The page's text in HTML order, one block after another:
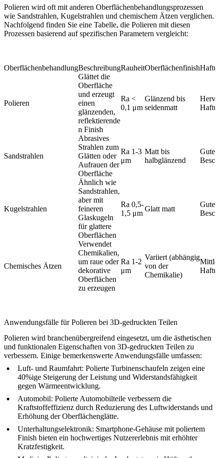
Polieren wird oft mit anderen Oberflächenbehandlungsprozessen
wie Sandstrahlen, Kugelstrahlen und chemischem Ätzen verglichen.
Nachfolgend finden Sie eine Tabelle, die Polieren mit diesen
Prozessen basierend auf spezifischen Parametern vergleicht:
OberflächenbehandlungBeschreibungRauheitOberflächenfinish
Polieren
Glättet die
Oberfläche
und erzeugt
einen
glänzenden,
reflektierende
n Finish
Ra <
0,1 μm
Glänzend bis
seidenmatt
Sandstrahlen
Abrasives
Strahlen zum
Glätten oder
Aufrauen der
Oberfläche
Ra 1-3
μm
Matt bis
halbglänzend
Gute
Kugelstrahlen
Ähnlich wie
Sandstrahlen,
aber mit
feineren
Glaskugeln
für glattere
Oberflächen
Ra 0,5-
1,5 μm
Glatt matt
Gute
Chemisches Ätzen
Verwendet
Chemikalien,
um raue oder
dekorative
Oberflächen
zu erzeugen
Ra 1-2
μm
Variiert (abhängig
von der
Chemikalie)
Anwendungsfälle für Polieren bei 3D-gedruckten Teilen
Polieren wird branchenübergreifend eingesetzt, um die ästhetischen
und funktionalen Eigenschaften von 3D-gedruckten Teilen zu
verbessern. Einige bemerkenswerte Anwendungsfälle umfassen:
Luft- und Raumfahrt: Polierte Turbinenschaufeln zeigen eine
40%ige Steigerung der Leistung und Widerstandsfähigkeit
gegen Wärmeentwicklung.
Automobil: Polierte Automobilteile verbessern die
Kraftstoffeffizienz durch Reduzierung des Luftwiderstands und
Erhöhung der Oberflächenglätte.
Unterhaltungselektronik: Smartphone-Gehäuse mit poliertem
Finish bieten ein hochwertiges Nutzererlebnis mit erhöhter
Kratzfestigkeit.